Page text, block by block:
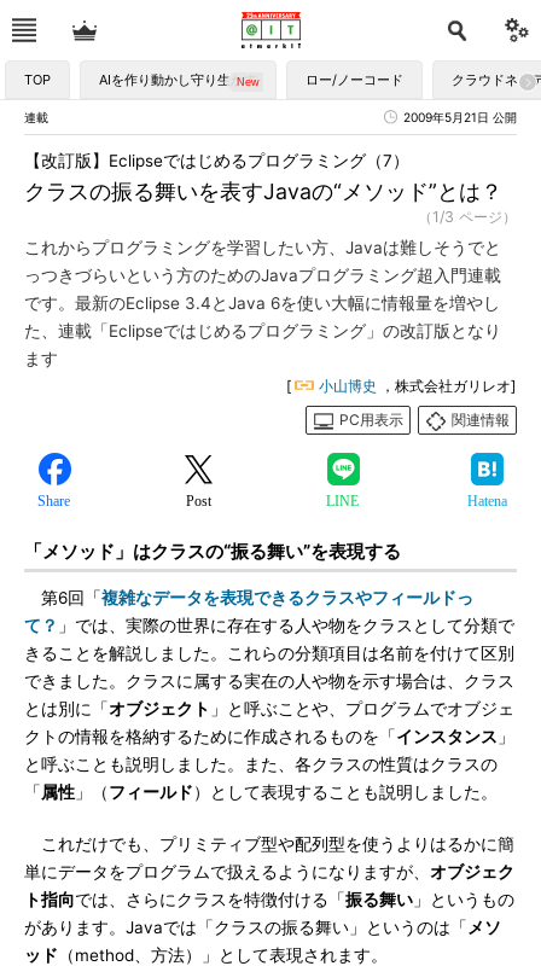
TOP AIを作り動かし守り生かす ロー/ノーコード クラウドネイ
連載 2009年5月21日 公開
クラスの振る舞いを表すJavaの“メソッド”とは？
【改訂版】Eclipseではじめるプログラミング（7）
（1/3 ページ）
これからプログラミングを学習したい方、Javaは難しそうでと
っつきづらいという方のためのJavaプログラミング超入門連載
です。最新のEclipse 3.4とJava 6を使い大幅に情報量を増やし
た、連載「Eclipseではじめるプログラミング」の改訂版となり
ます
[ 小山博史
，株式会社ガリレオ]
PC用表示
関連情報
Share Post LINE Hatena
「メソッド」はクラスの“振る舞い”を表現する
第6回「複雑なデータを表現できるクラスやフィールドっ
て？ 」では、実際の世界に存在する人や物をクラスとして分類で
きることを解説しました。これらの分類項目は名前を付けて区別
できました。クラスに属する実在の人や物を示す場合は、クラス
とは別に「オブジェクト 」と呼ぶことや、プログラムでオブジェ
クトの情報を格納するために作成されるものを「インスタンス 」
と呼ぶことも説明しました。また、各クラスの性質はクラスの
「 属性 」（フィールド）として表現することも説明しました。
これだけでも、プリミティブ型や配列型を使うよりはるかに簡
単にデータをプログラムで扱えるようになりますが、 オブジェク
ト指向では、さらにクラスを特徴付ける「振る舞い 」というもの
があります。Javaでは「クラスの振る舞い」というのは「 メソ
ッド （method、方法）」として表現されます。